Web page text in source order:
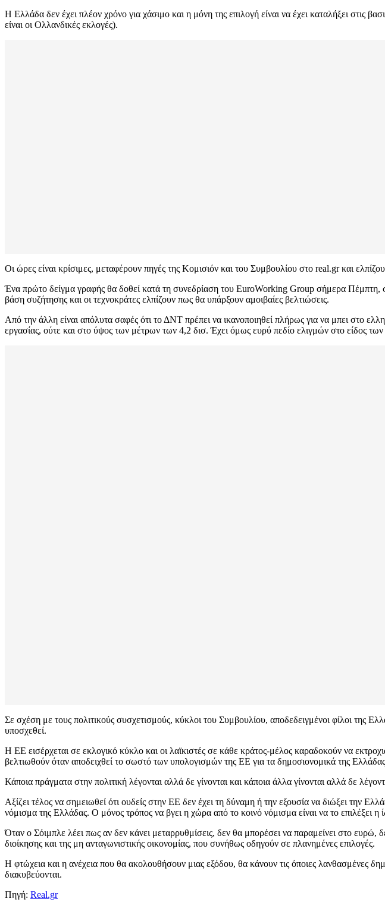
Η Ελλάδα δεν έχει πλέον χρόνο για χάσιμο και η μόνη της επιλογή είναι να έχει καταλήξει στις
είναι οι Ολλανδικές εκλογές).
Οι ώρες είναι κρίσιμες, μεταφέρουν πηγές της Κομισιόν και του Συμβουλίου στο real.gr και
Ένα πρώτο δείγμα γραφής θα δοθεί κατά τη συνεδρίαση του EuroWorking Group σήμερα Πέμπτη,
βάση συζήτησης και οι τεχνοκράτες ελπίζουν πως θα υπάρξουν αμοιβαίες βελτιώσεις.
Από την άλλη είναι απόλυτα σαφές ότι το ΔΝΤ πρέπει να ικανοποιηθεί πλήρως για να μπει στο
εργασίας, ούτε και στο ύψος των μέτρων των 4,2 δισ. Έχει όμως ευρύ πεδίο ελιγμών στο είδος
Σε σχέση με τους πολιτικούς συσχετισμούς, κύκλοι του Συμβουλίου, αποδεδειγμένοι φίλοι της
υποσχεθεί.
Η ΕΕ εισέρχεται σε εκλογικό κύκλο και οι λαϊκιστές σε κάθε κράτος-μέλος καραδοκούν να
βελτιωθούν όταν αποδειχθεί το σωστό των υπολογισμών της ΕΕ για τα δημοσιονομικά της
Κάποια πράγματα στην πολιτική λέγονται αλλά δε γίνονται και κάποια άλλα γίνονται αλλά δε
Αξίζει τέλος να σημειωθεί ότι ουδείς στην ΕΕ δεν έχει τη δύναμη ή την εξουσία να διώξει την
νόμισμα της Ελλάδας. Ο μόνος τρόπος να βγει η χώρα από το κοινό νόμισμα είναι να το επιλέξει η
Όταν ο Σόιμπλε λέει πως αν δεν κάνει μεταρρυθμίσεις, δεν θα μπορέσει να παραμείνει στο ευρώ,
διοίκησης και της μη ανταγωνιστικής οικονομίας, που συνήθως οδηγούν σε πλανημένες επιλογές.
Η φτώχεια και η ανέχεια που θα ακολουθήσουν μιας εξόδου, θα κάνουν τις όποιες λανθασμένες
διακυβεύονται.
Πηγή: Real.gr